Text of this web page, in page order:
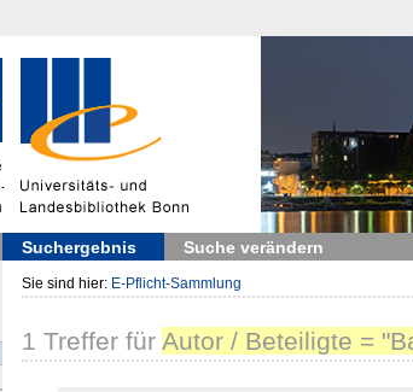
Suchergebnis Suche verändern
Sie sind hier: E-Pflicht-Sammlung
1 Treffer für Autor / Beteiligte =